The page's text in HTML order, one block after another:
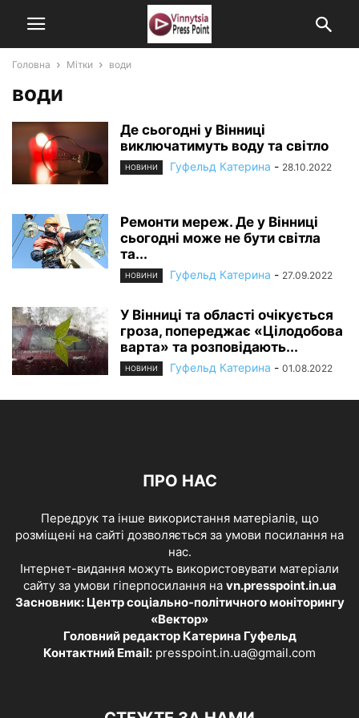
Головна Мітки води
води
Де сьогодні у Вінниці
виключатимуть воду та світло
НОВИНИ Гуфельд Катерина - 28.10.2022
Ремонти мереж. Де у Вінниці
сьогодні може не бути світла
та...
НОВИНИ Гуфельд Катерина - 27.09.2022
У Вінниці та області очікується
гроза, попереджає «Цілодобова
варта» та розповідають...
НОВИНИ Гуфельд Катерина - 01.08.2022
ПРО НАС
Передрук та інше використання матеріалів, що
розміщені на сайті дозволяється за умови посилання на
нас.
Інтернет-видання можуть використовувати матеріали
сайту за умови гіперпосилання на vn.presspoint.in.ua
Засновник: Центр соціально-політичного моніторингу
«Вектор»
Головний редактор Катерина Гуфельд
Контактний Email: presspoint.in.ua@gmail.com